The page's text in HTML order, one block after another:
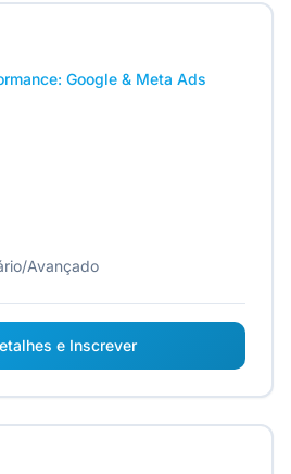
Google & Meta Ads
Avançado
e Inscrever